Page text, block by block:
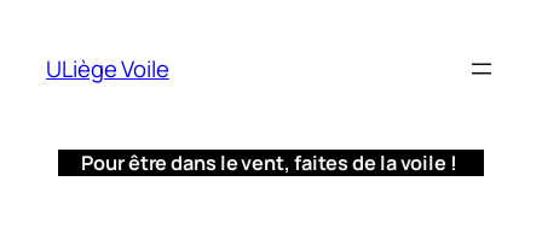
contenu
ULiège Voile
Pour être dans le vent, faites de la voile !